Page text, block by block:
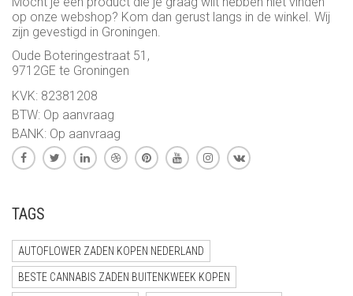
op onze webshop? Kom dan gerust langs in de winkel. Wij
zijn gevestigd in Groningen.
Oude Boteringestraat 51,
9712GE te Groningen
KVK: 82381208
BTW: Op aanvraag
BANK: Op aanvraag
TAGS
AUTOFLOWER ZADEN KOPEN NEDERLAND
BESTE CANNABIS ZADEN BUITENKWEEK KOPEN